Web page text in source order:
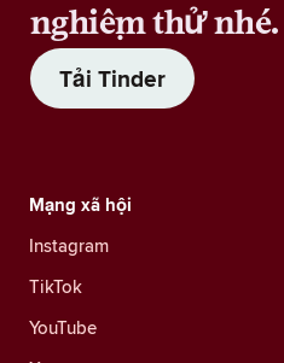
nghiệm thử nhé.
Tải Tinder
Mạng xã hội
Instagram
TikTok
YouTube